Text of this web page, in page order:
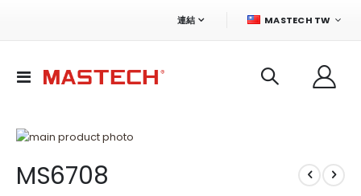
連結
語
MASTECH TW
切
Skip
the
end
to
the
MS6708